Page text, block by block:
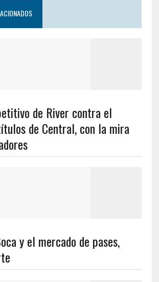
de River contra el
de Central, con la mira
y el mercado de pases,